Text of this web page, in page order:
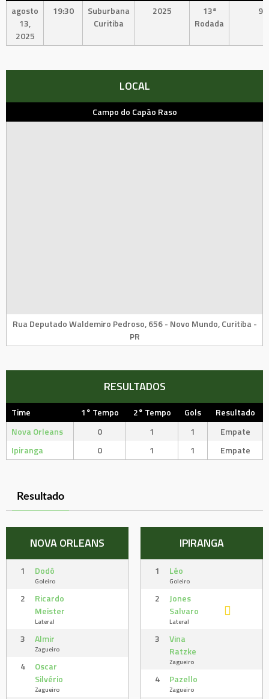
agosto
13,
2025
19:30
Suburbana
Curitiba
2025
13ª
Rodada
90'
LOCAL
Campo do Capão Raso
Rua Deputado Waldemiro Pedroso, 656 - Novo Mundo, Curitiba -
PR
RESULTADOS
Time 1° Tempo 2° Tempo Gols
Resultado
Nova Orleans
0 1 1
Empate
Ipiranga
0 1 1 Empate
Resultado
NOVA ORLEANS
1 Dodô
Goleiro
2
Ricardo
Meister
Lateral
3 Almir
Zagueiro
4
Oscar
Silvério
Zagueiro
IPIRANGA
1 Léo
Goleiro
2
Jones
Salvaro
Lateral
3
Vina
Ratzke
Zagueiro
4 Pazello
Zagueiro